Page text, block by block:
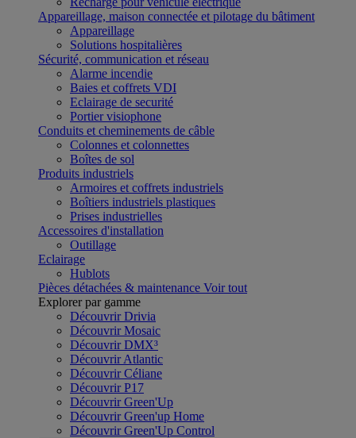
Appareillage, maison connectée et pilotage du bâtiment
Appareillage
Solutions hospitalières
Sécurité, communication et réseau
Alarme incendie
Baies et coffrets VDI
Eclairage de securité
Portier visiophone
Conduits et cheminements de câble
Colonnes et colonnettes
Boîtes de sol
Produits industriels
Armoires et coffrets industriels
Boîtiers industriels plastiques
Prises industrielles
Accessoires d'installation
Outillage
Eclairage
Hublots
Pièces détachées & maintenance Voir tout
Explorer par gamme
Découvrir Drivia
Découvrir Mosaic
Découvrir DMX³
Découvrir Atlantic
Découvrir Céliane
Découvrir P17
Découvrir Green'Up
Découvrir Green'up Home
Découvrir Green'Up Control